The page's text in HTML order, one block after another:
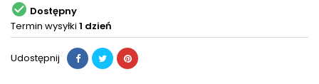
 Dostępny
Termin wysyłki 1 dzień
Udostępnij